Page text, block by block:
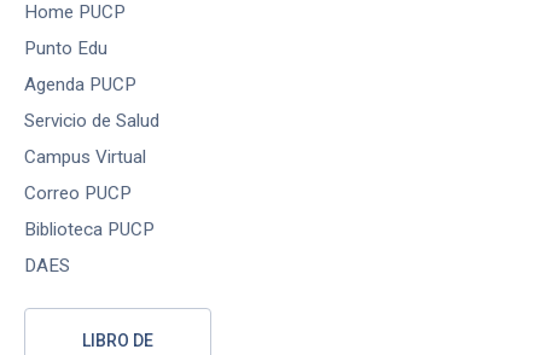
Home PUCP
Punto Edu
Agenda PUCP
Servicio de Salud
Campus Virtual
Correo PUCP
Biblioteca PUCP
DAES
LIBRO DE